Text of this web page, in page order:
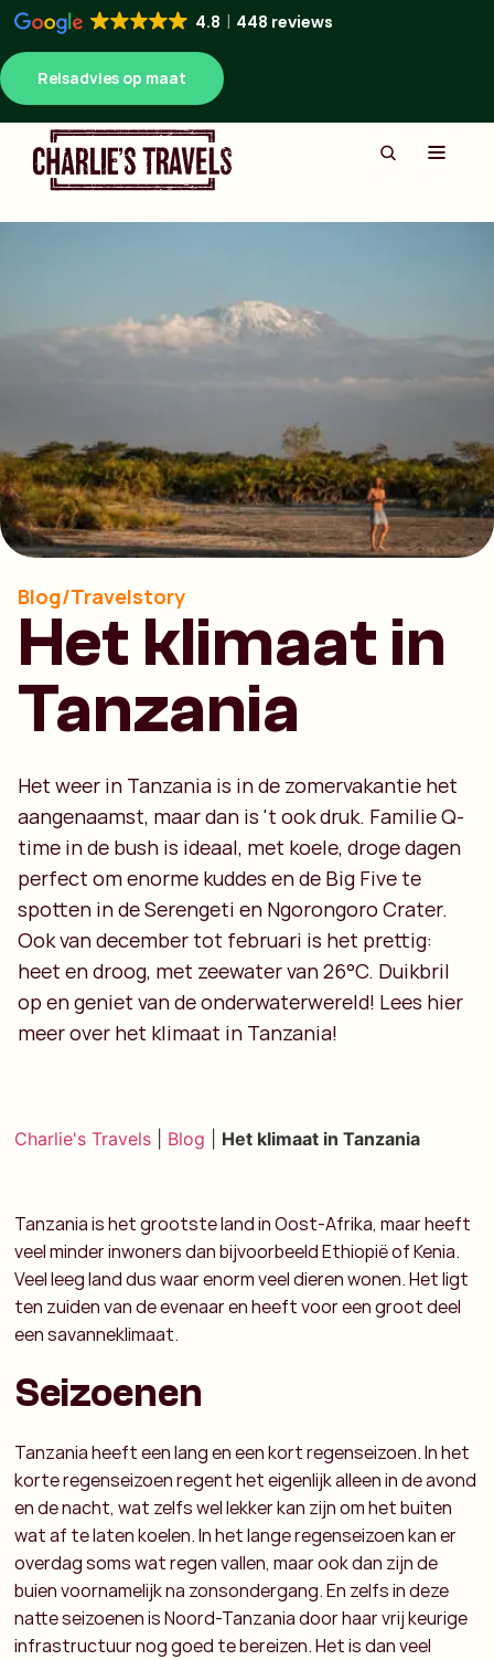
4.8 448 reviews
Reisadvies op maat
Blog/Travelstory
Het klimaat in
Tanzania
Het weer in Tanzania is in de zomervakantie het
aangenaamst, maar dan is 't ook druk. Familie Q-
time in de bush is ideaal, met koele, droge dagen
perfect om enorme kuddes en de Big Five te
spotten in de Serengeti en Ngorongoro Crater.
Ook van december tot februari is het prettig:
heet en droog, met zeewater van 26°C. Duikbril
op en geniet van de onderwaterwereld! Lees hier
meer over het klimaat in Tanzania!
Charlie's Travels Blog Het klimaat in Tanzania
Tanzania is het grootste land in Oost-Afrika, maar heeft
veel minder inwoners dan bijvoorbeeld Ethiopië of Kenia.
Veel leeg land dus waar enorm veel dieren wonen. Het ligt
ten zuiden van de evenaar en heeft voor een groot deel
een savanneklimaat.
Seizoenen
Tanzania heeft een lang en een kort regenseizoen. In het
korte regenseizoen regent het eigenlijk alleen in de avond
en de nacht, wat zelfs wel lekker kan zijn om het buiten
wat af te laten koelen. In het lange regenseizoen kan er
overdag soms wat regen vallen, maar ook dan zijn de
buien voornamelijk na zonsondergang. En zelfs in deze
natte seizoenen is Noord-Tanzania door haar vrij keurige
infrastructuur nog goed te bereizen. Het is dan veel